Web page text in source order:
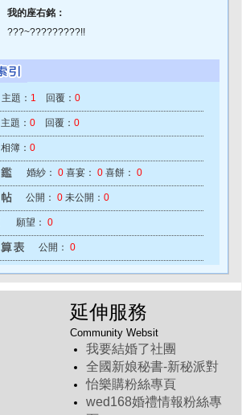
我的座右銘：
???~?????????!!
主題： 1 回覆： 0
主題： 0 回覆： 0
相簿： 0
婚紗： 0 喜宴： 0 喜餅： 0
公開： 0 未公開： 0
願望： 0
公開： 0
延伸服務
Community Websit
我要結婚了社團
全國新娘秘書-新秘派對
怡樂購粉絲專頁
wed168婚禮情報粉絲專